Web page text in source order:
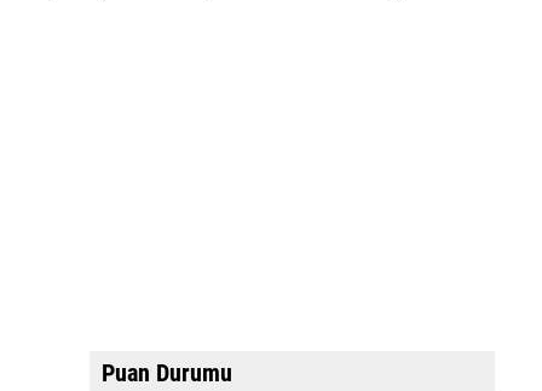
Puan Durumu